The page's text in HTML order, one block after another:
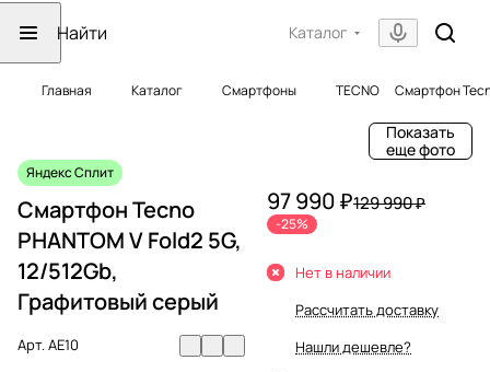
Каталог
Главная Каталог Смартфоны TECNO Смартфон
Показать
еще фото
Яндекс Сплит
Смартфон Tecno
PHANTOM V Fold2 5G,
12/512Gb,
Графитовый серый
Арт.AE10
97 990 ₽129 990 ₽
-25%
Нет в наличии
Рассчитать доставку
Нашли дешевле?